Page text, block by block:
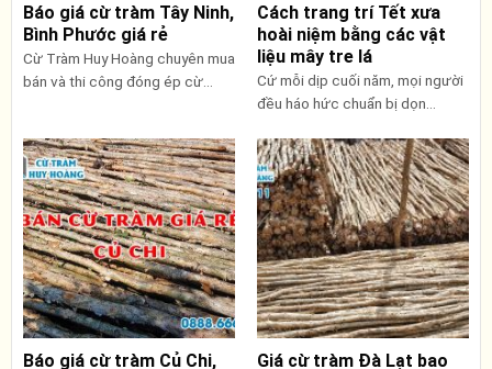
Báo giá cừ tràm Tây Ninh,
Bình Phước giá rẻ
Cừ Tràm Huy Hoàng chuyên mua
bán và thi công đóng ép cừ...
Cách trang trí Tết xưa
hoài niệm bằng các vật
liệu mây tre lá
Cứ mỗi dịp cuối năm, mọi người
đều háo hức chuẩn bị dọn...
Báo giá cừ tràm Củ Chi,
Giá cừ tràm Đà Lạt bao